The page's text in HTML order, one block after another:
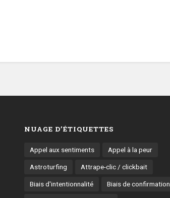
NUAGE D’ÉTIQUETTES
Appel aux sentiments Appel à la peur
Astroturfing Attrape-clic / clickbait
Biais d'intentionnalité Biais de confirmation